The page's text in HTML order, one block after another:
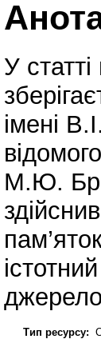
У
імені
М.Ю.
Тип ресурсу: